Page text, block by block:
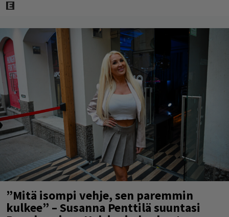
”Mitä isompi vehje, sen paremmin
kulkee” – Susanna Penttilä suuntasi